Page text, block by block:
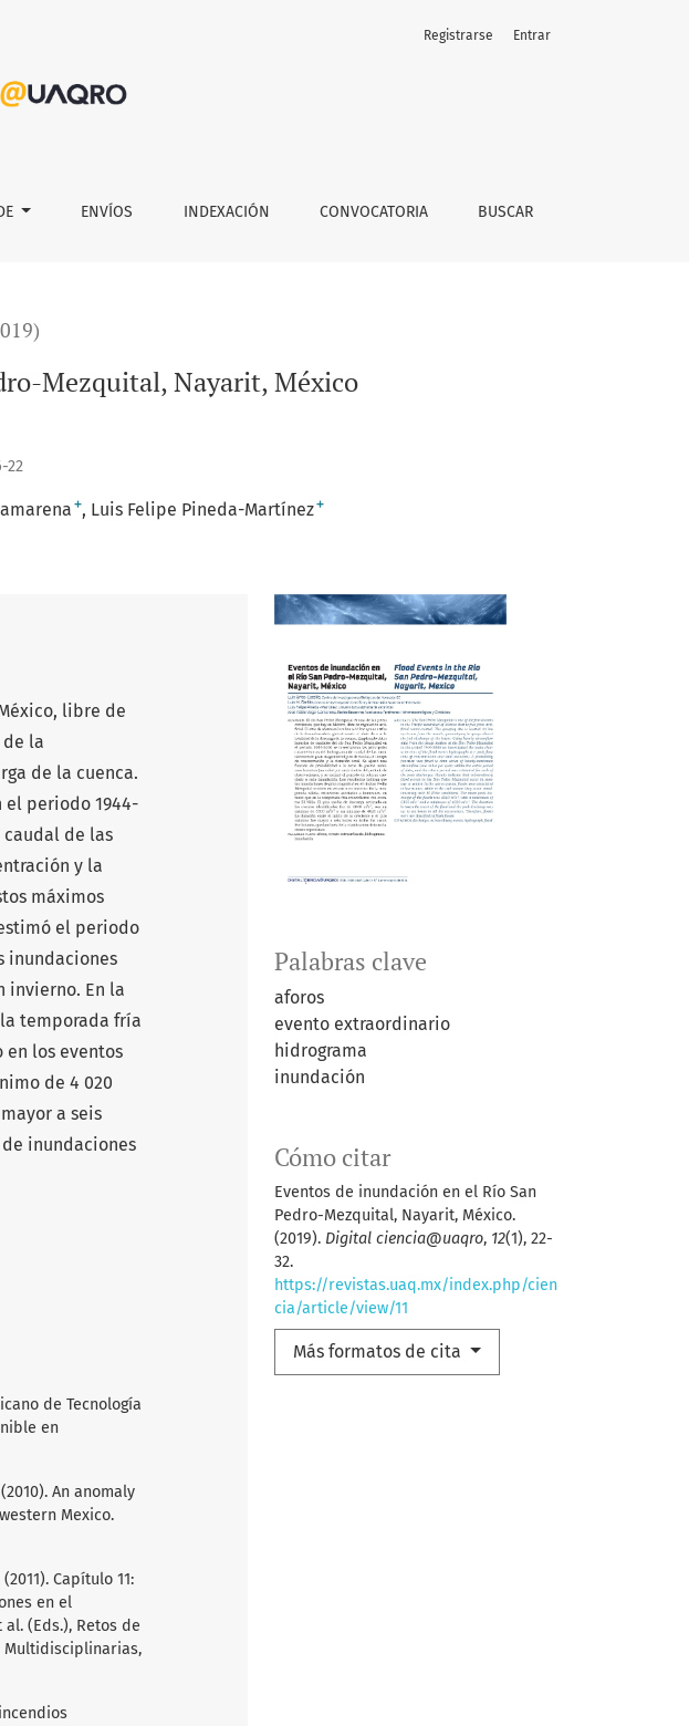
ENVÍOS INDEXACIÓN CONVOCATORIA BUSCAR
Registrarse Entrar
Mezquital, Nayarit, México
22
+ Luis Felipe Pineda-Martínez+
Palabras clave
aforos
evento extraordinario
hidrograma
inundación
Cómo citar
Eventos de inundación en el Río San
Pedro-Mezquital, Nayarit, México.
(2019). Digital ciencia@uaqro, 12(1), 22-
32.
https://revistas.uaq.mx/index.php/cien
cia/article/view/11
Más formatos de cita
libre de
la
de la cuenca.
el periodo 1944-
de las
y la
máximos
el periodo
inundaciones
invierno. En la
temporada fría
los eventos
de 4 020
a seis
inundaciones
de Tecnología
en
An anomaly
Mexico.
Capítulo 11:
en el
(Eds.), Retos de
Multidisciplinarias,